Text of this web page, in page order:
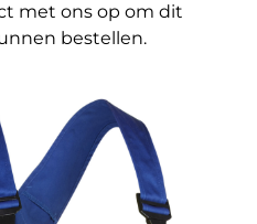
met ons op om dit
bestellen.